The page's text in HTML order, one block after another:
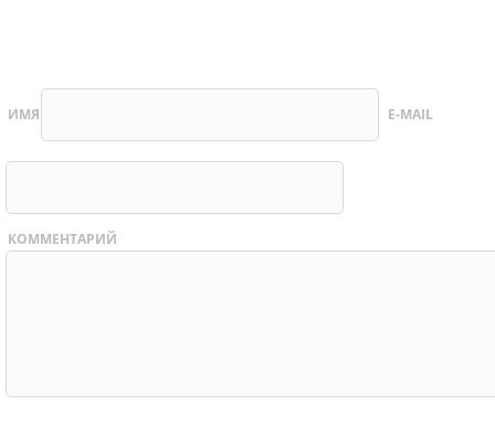
ИМЯ E-MAIL
КОММЕНТАРИЙ